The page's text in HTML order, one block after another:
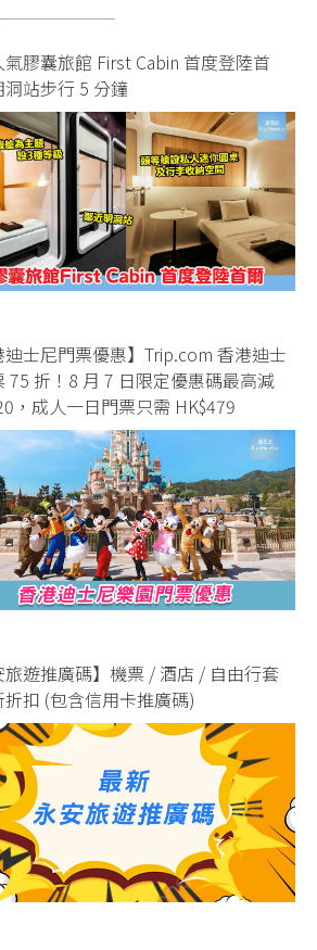
──────
氣膠囊旅館 First Cabin 首度登陸首
站步行 5 分鐘
迪士尼門票優惠】Trip.com 香港迪士
75 折！8 月 7 日限定優惠碼最高減
，成人一日門票只需 HK$479
旅遊推廣碼】機票 / 酒店 / 自由行套
折扣 (包含信用卡推廣碼)